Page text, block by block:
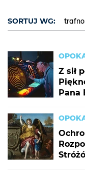
SORTUJ WG:
Z sił
Pana